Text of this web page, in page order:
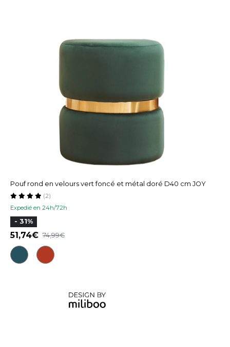
Pouf rond en velours vert foncé et métal doré D40 cm JOY
Expedié en 24h/72h
(2)
- 31%
51,74 74,99